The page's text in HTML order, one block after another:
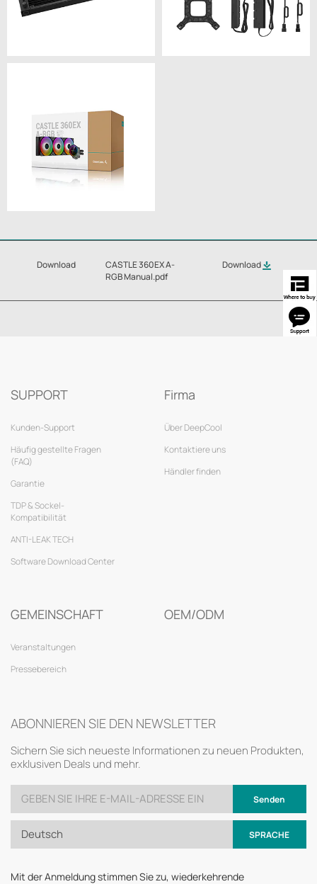
Download
CASTLE 360EX A-
RGB Manual.pdf
Download
SUPPORT
Kunden-Support
Häufig gestellte Fragen
(FAQ)
Garantie
TDP & Sockel-
Kompatibilität
ANTI-LEAK TECH
Software Download Center
Firma
Über DeepCool
Kontaktiere uns
Händler finden
GEMEINSCHAFT
Veranstaltungen
Pressebereich
OEM/ODM
ABONNIEREN SIE DEN NEWSLETTER
Sichern Sie sich neueste Informationen zu neuen Produkten,
exklusiven Deals und mehr.
Senden
Deutsch SPRACHE
Mit der Anmeldung stimmen Sie zu, wiederkehrende